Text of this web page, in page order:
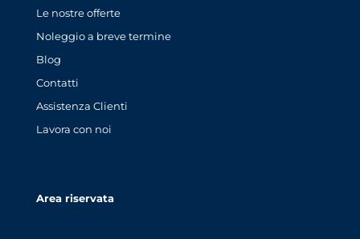
Le nostre offerte
Noleggio a breve termine
Blog
Contatti
Assistenza Clienti
Lavora con noi
Area riservata